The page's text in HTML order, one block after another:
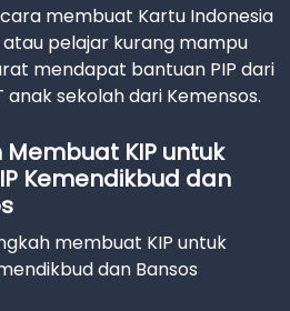
membuat Kartu Indonesia
atau pelajar kurang mampu
mendapat bantuan PIP dari
anak sekolah dari Kemensos.
KIP untuk
Kemendikbud dan
membuat KIP untuk
dan Bansos